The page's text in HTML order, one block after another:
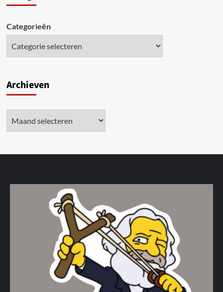
Categorieën
Archieven